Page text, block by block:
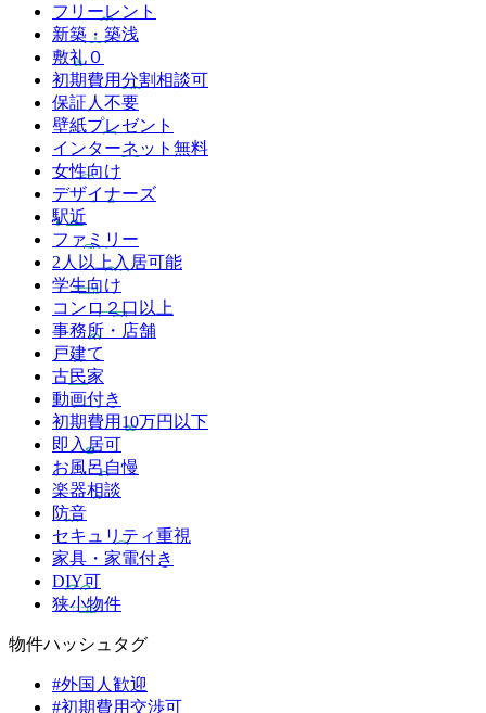
フリーレント
新築・築浅
敷礼０
初期費用分割相談可
保証人不要
壁紙プレゼント
インターネット無料
女性向け
デザイナーズ
駅近
ファミリー
2人以上入居可能
学生向け
コンロ２口以上
事務所・店舗
戸建て
古民家
動画付き
初期費用10万円以下
即入居可
お風呂自慢
楽器相談
防音
セキュリティ重視
家具・家電付き
DIY可
狭小物件
物件ハッシュタグ
#外国人歓迎
#初期費用交渉可